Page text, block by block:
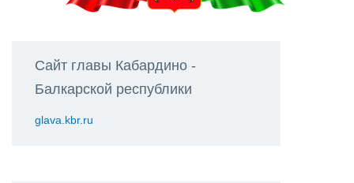
Сайт главы Кабардино -
Балкарской республики
glava.kbr.ru